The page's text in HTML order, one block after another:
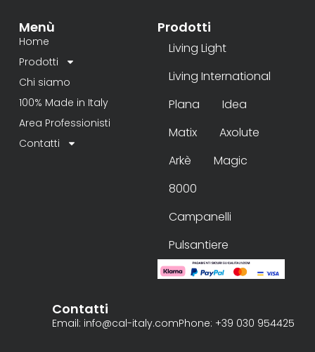
Menù
Home
Prodotti
Chi siamo
100% Made in Italy
Area Professionisti
Contatti
Prodotti
Living Light
Living International
Plana
Idea
Matix
Axolute
Arkè
Magic
8000
Campanelli
Pulsantiere
Contatti
Email: info@cal-italy.comPhone: +39 030 954425